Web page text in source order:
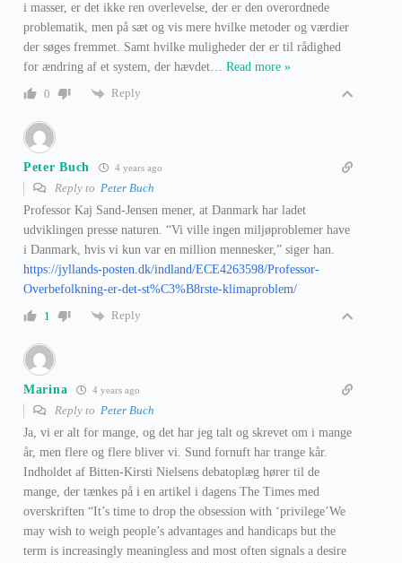
i masser, er det ikke ren overlevelse, der er den overordnede
problematik, men på sæt og vis mere hvilke metoder og værdier
der søges fremmet. Samt hvilke muligheder der er til rådighed
for ændring af et system, der hævdet… Read more »
0
Reply
Peter Buch 4 years ago
Reply to Peter Buch
Professor Kaj Sand-Jensen mener, at Danmark har ladet
udviklingen presse naturen. “Vi ville ingen miljøproblemer have
i Danmark, hvis vi kun var en million mennesker,” siger han.
https://jyllands-posten.dk/indland/ECE4263598/Professor-
Overbefolkning-er-det-st%C3%B8rste-klimaproblem/
1
Reply
Marina 4 years ago
Reply to Peter Buch
Ja, vi er alt for mange, og det har jeg talt og skrevet om i mange
år, men flere og flere bliver vi. Sund fornuft har trange kår.
Indholdet af Bitten-Kirsti Nielsens debatoplæg hører til de
mange, der tænkes på i en artikel i dagens The Times med
overskriften “It’s time to drop the obsession with ‘privilege’We
may wish to weigh people’s advantages and handicaps but the
term is increasingly meaningless and most often signals a desire